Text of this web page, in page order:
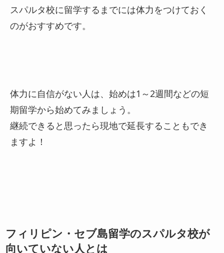
スパルタ校に留学するまでには体力をつけておく
のがおすすめです。
体力に自信がない人は、始めは1～2週間などの短
期留学から始めてみましょう。
継続できると思ったら現地で延長することもでき
ますよ！
フィリピン・セブ島留学のスパルタ校が
向いていない人とは